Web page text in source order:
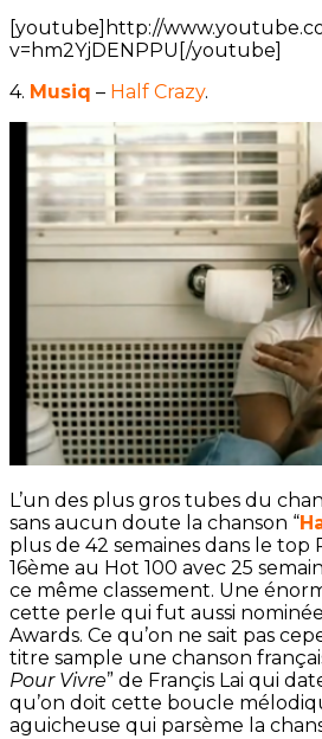
[youtube]http://
v=hm2YjDENPPU[/youtube]
4. Musiq – Half Crazy.
L’un des plus gros tubes du
sans aucun doute la chanson “
plus de 42 semaines dans le top
16ème au Hot 100 avec 25
ce même classement. Une
cette perle qui fut aussi
Awards. Ce qu’on ne sait pas
titre sample une chanson
Pour Vivre” de Françis Lai qui
qu’on doit cette boucle
aguicheuse qui parsème la